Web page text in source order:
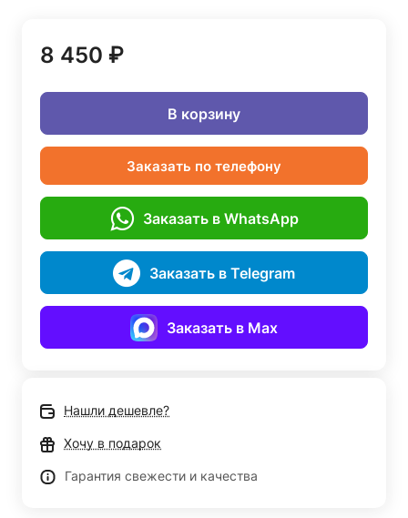
8 450 ₽
В корзину
Заказать по телефону
Заказать в WhatsApp
Заказать в Telegram
Заказать в Max
Нашли дешевле?
Хочу в подарок
Гарантия свежести и качества